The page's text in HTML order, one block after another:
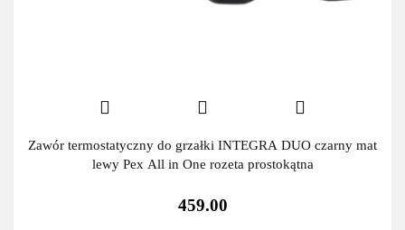
Zawór termostatyczny do grzałki INTEGRA DUO czarny mat
lewy Pex All in One rozeta prostokątna
459.00